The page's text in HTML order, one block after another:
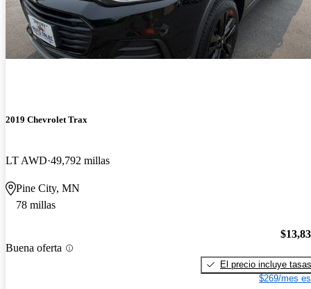
2019 Chevrolet Trax
LT AWD 49,792 millas
Pine City, MN
78 millas
Buena oferta
El precio incluye tasas
$269/mes